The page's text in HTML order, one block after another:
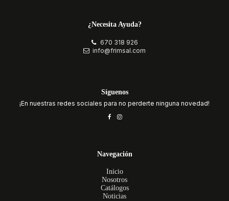
¿Necesita Ayuda?
670 318 926
info@frimsal.com
Síguenos
¡En nuestras redes sociales para no perderte ninguna novedad!
Navegación
Inicio
Nosotros
Catálogos
Noticias